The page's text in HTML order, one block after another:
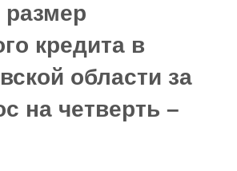
кредита в
области за
на четверть –